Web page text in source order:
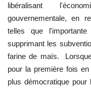
libéralisant
gouvernementale, en
telles que
supprimant les
farine de maïs.
pour la première fois
plus démocratique